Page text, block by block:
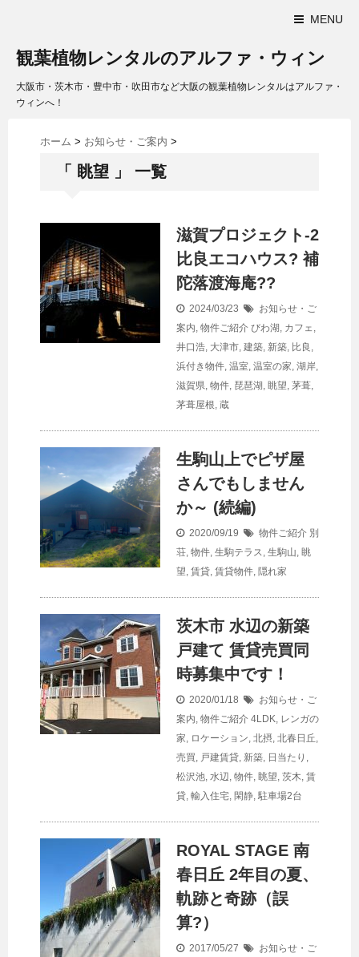
MENU
観葉植物レンタルのアルファ・ウィン
大阪市・茨木市・豊中市・吹田市など大阪の観葉植物レンタルはアルファ・
ウィンへ！
ホーム > お知らせ・ご案内 >
「 眺望 」 一覧
滋賀プロジェクト-2
比良エコハウス? 補
陀落渡海庵??
2024/03/23
お知らせ・ご
案内, 物件ご紹介 びわ湖, カフェ,
井口浩, 大津市, 建築, 新築, 比良 ,
浜付き物件, 温室, 温室の家, 湖岸,
滋賀県, 物件, 琵琶湖, 眺望, 茅葺,
茅葺屋根, 蔵
生駒山上でピザ屋
さんでもしません
か～ (続編)
2020/09/19 物件ご紹介 別
荘, 物件, 生駒テラス, 生駒山, 眺
望, 賃貸, 賃貸物件, 隠れ家
茨木市 水辺の新築
戸建て 賃貸売買同
時募集中です！
2020/01/18
お知らせ・ご
案内, 物件ご紹介 4LDK, レンガの
家, ロケーション, 北摂, 北春日丘,
売買, 戸建賃貸, 新築, 日当たり ,
松沢池, 水辺, 物件, 眺望, 茨木, 賃
貸, 輸入住宅, 閑静, 駐車場2台
ROYAL STAGE 南
春日丘 2年目の夏、
軌跡と奇跡（誤
算?）
2017/05/27
お知らせ・ご